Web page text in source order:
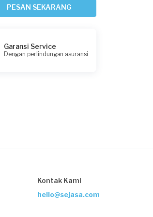
PESAN SEKARANG
Garansi Service
Dengan perlindungan asuransi
Kontak Kami
hello@sejasa.com